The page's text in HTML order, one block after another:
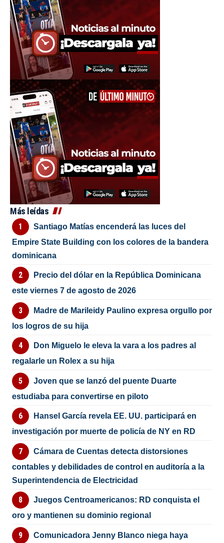
Más leídas
Santiago Matías encenderá las luces del
Empire State Building con los colores de la bandera
dominicana
Precio del dólar en la República Dominicana
este viernes 7 de agosto de 2026
Madre de Marileidy Paulino expresa orgullo por
los logros de su hija
Don Miguelo le eleva la vara a los padres al
regalarle un Rolex a su hija
Joven que se lanzó del puente Duarte
estudiaba para convertirse en piloto
Hansel García revela EE. UU. participará en
investigación por muerte de policía de NY en RD
Cámara de Cuentas detecta distorsiones
contables y debilidades de control en auditoría a la
Superintendencia de Electricidad
Juegos Centroamericanos: RD conquista el
oro y mantienen su dominio regional
Comunicadora Jenny Blanco niega haya